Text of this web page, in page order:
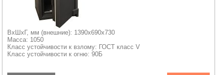
ВхШхГ, мм (внешние): 1390x690x730
Масса: 1050
Класс устойчивости к взлому: ГОСТ класс V
Класс устойчивости к огню: 90Б